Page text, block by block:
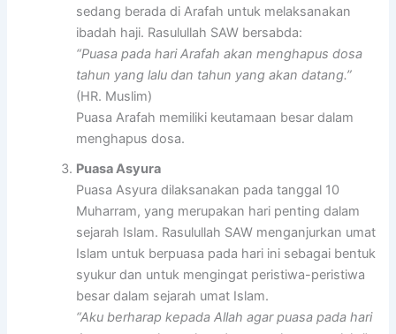
sedang berada di Arafah untuk melaksanakan
ibadah haji. Rasulullah SAW bersabda:
“Puasa pada hari Arafah akan menghapus dosa
tahun yang lalu dan tahun yang akan datang.”
(HR. Muslim)
Puasa Arafah memiliki keutamaan besar dalam
menghapus dosa.
Puasa Asyura
Puasa Asyura dilaksanakan pada tanggal 10
Muharram, yang merupakan hari penting dalam
sejarah Islam. Rasulullah SAW menganjurkan umat
Islam untuk berpuasa pada hari ini sebagai bentuk
syukur dan untuk mengingat peristiwa-peristiwa
besar dalam sejarah umat Islam.
“Aku berharap kepada Allah agar puasa pada hari